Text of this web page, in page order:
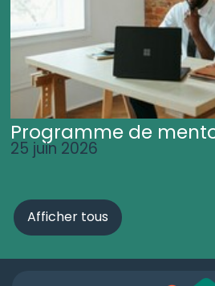
Programme de
25 juin 2026
Afficher tous